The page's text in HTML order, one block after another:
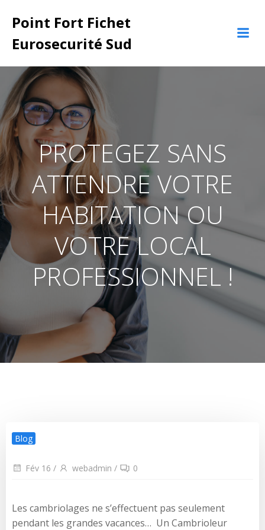
Point Fort Fichet
Eurosecurité Sud
PROTEGEZ SANS
ATTENDRE VOTRE
HABITATION OU
VOTRE LOCAL
PROFESSIONNEL !
Blog
Fév 16 / webadmin / 0
Les cambriolages ne s’effectuent pas seulement
pendant les grandes vacances… Un Cambrioleur